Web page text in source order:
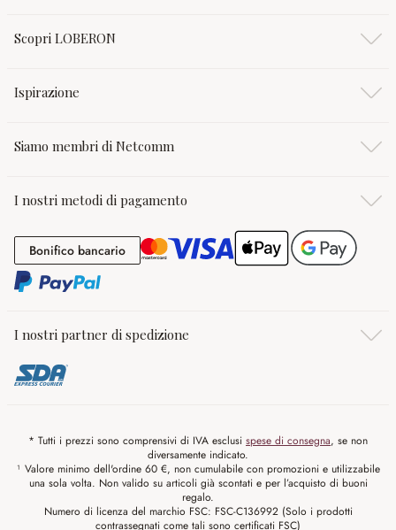
Scopri LOBERON
Ispirazione
Siamo membri di Netcomm
I nostri metodi di pagamento
Bonifico bancarioBonifico bancario
I nostri partner di spedizione
* Tutti i prezzi sono comprensivi di IVA esclusi spese di consegna, se non
diversamente indicato.
¹ Valore minimo dell'ordine 60 €, non cumulabile con promozioni e utilizzabile
una sola volta. Non valido su articoli già scontati e per l’acquisto di buoni
regalo.
Numero di licenza del marchio FSC: FSC-C136992 (Solo i prodotti
contrassegnati come tali sono certificati FSC)